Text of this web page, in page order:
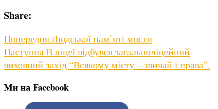
Share:
Навігація
записів
ПопередняPrevious
post:
Людської пам’яті мости
НаступнаNext
post:
В ліцеї відбувся загальноліцейний
виховний захід “Всякому місту – звичай і права”.
Ми на Facebook